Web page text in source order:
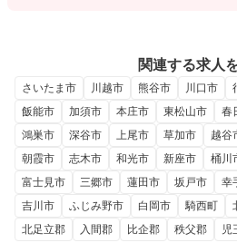
関連する求人
さいたま市 川越市 熊谷市 川口市
飯能市
加須市 本庄市 東松山市 春
鴻巣市
深谷市 上尾市 草加市 越谷
朝霞市
志木市 和光市 新座市 桶川
富士見市
三郷市 蓮田市 坂戸市 幸
吉川市
ふじみ野市 白岡市 騎西町
北足立郡
入間郡 比企郡 秩父郡 児